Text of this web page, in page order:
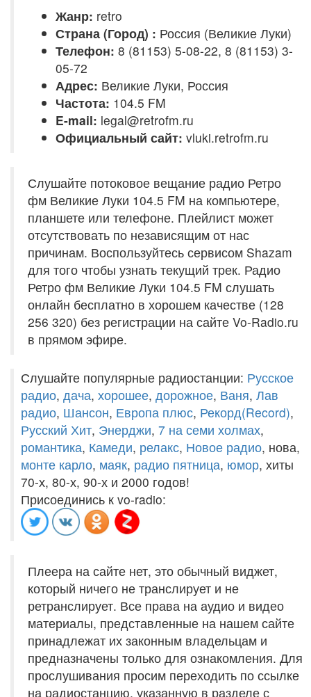
Жанр: retro
Страна (Город) : Россия (Великие Луки)
Телефон: 8 (81153) 5-08-22, 8 (81153) 3-
05-72
Адрес: Великие Луки, Россия
Частота: 104.5 FM
E-mail: legal@retrofm.ru
Официальный сайт: vluki.retrofm.ru
Слушайте потоковое вещание радио Ретро
фм Великие Луки 104.5 FM на компьютере,
планшете или телефоне. Плейлист может
отсутствовать по независящим от нас
причинам. Воспользуйтесь сервисом Shazam
для того чтобы узнать текущий трек. Радио
Ретро фм Великие Луки 104.5 FM слушать
онлайн бесплатно в хорошем качестве (128
256 320) без регистрации на сайте Vo-Radio.ru
в прямом эфире.
Слушайте популярные радиостанции: Русское
радио, дача, хорошее, дорожное, Ваня, Лав
радио, Шансон, Европа плюс, Рекорд(Record),
Русский Хит, Энерджи, 7 на семи холмах,
романтика, Камеди, релакс, Новое радио, нова,
монте карло, маяк, радио пятница, юмор, хиты
70-х, 80-х, 90-х и 2000 годов!
Присоединись к vo-radio:
Плеера на сайте нет, это обычный виджет,
который ничего не транслирует и не
ретранслирует. Все права на аудио и видео
материалы, представленные на нашем сайте
принадлежат их законным владельцам и
предназначены только для ознакомления. Для
прослушивания просим переходить по ссылке
на радиостанцию, указанную в разделе с